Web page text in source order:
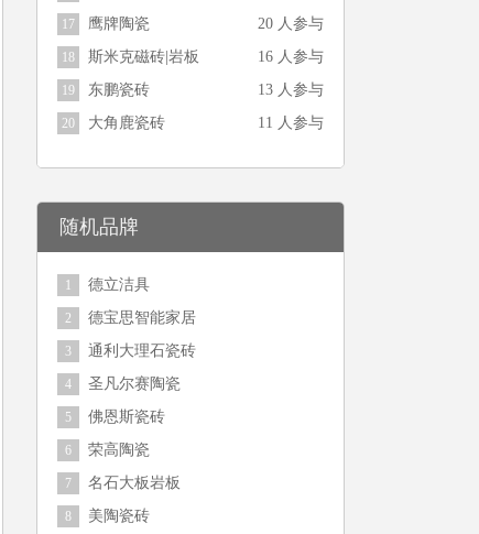
17 鹰牌陶瓷 20 人参与
18 斯米克磁砖|岩板 16 人参与
19 东鹏瓷砖 13 人参与
20 大角鹿瓷砖 11 人参与
随机品牌
1 德立洁具
2 德宝思智能家居
3 通利大理石瓷砖
4 圣凡尔赛陶瓷
5 佛恩斯瓷砖
6 荣高陶瓷
7 名石大板岩板
8 美陶瓷砖